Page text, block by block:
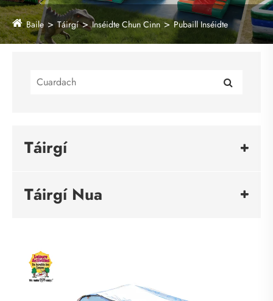
Baile Táirgí Inséidte Chun Cinn Pubaill Inséidte
Táirgí
Táirgí Nua